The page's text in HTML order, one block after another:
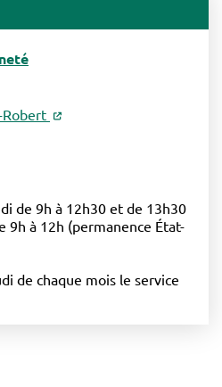
de 9h à 12h30 et de 13h30
9h à 12h (permanence État-
de chaque mois le service